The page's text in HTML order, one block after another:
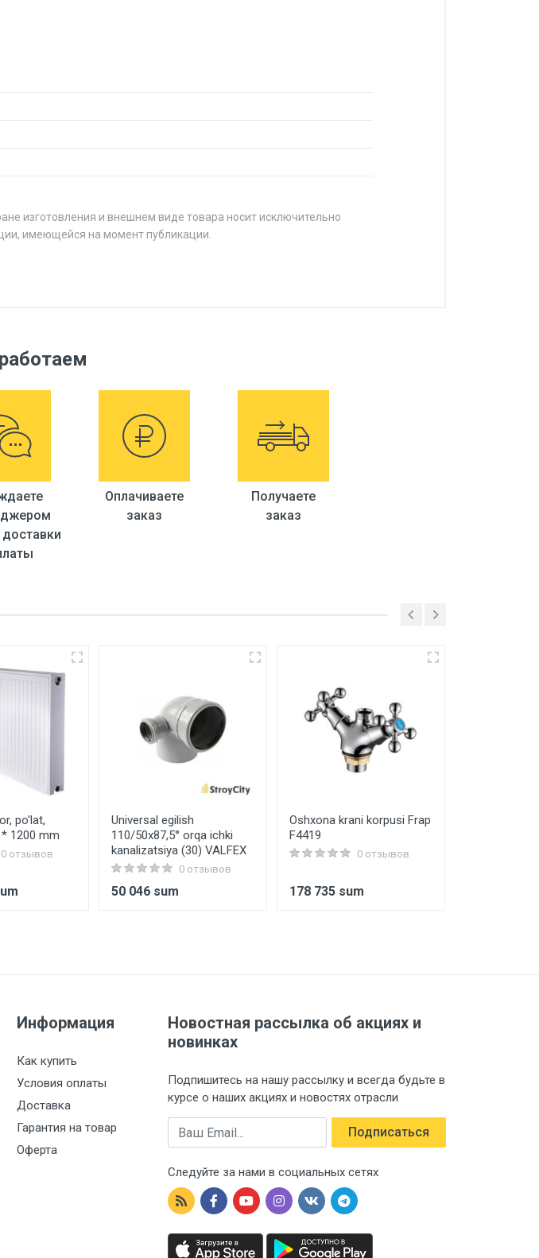
изготовления и внешнем виде товара носит исключительно
имеющейся на момент публикации.
Оплачиваете
заказ
Получаете
заказ
po'lat,
1200 mm
0 отзывов
Universal egilish
110/50x87,5° orqa ichki
kanalizatsiya (30) VALFEX
0 отзывов
50 046 sum
Oshxona krani korpusi Frap
F4419
0 отзывов
178 735 sum
Информация
Как купить
Условия оплаты
Доставка
Гарантия на товар
Оферта
Новостная рассылка об акциях и
новинках
Подпишитесь на нашу рассылку и всегда будьте в
курсе о наших акциях и новостях отрасли
Email Подписаться
Следуйте за нами в социальных сетях